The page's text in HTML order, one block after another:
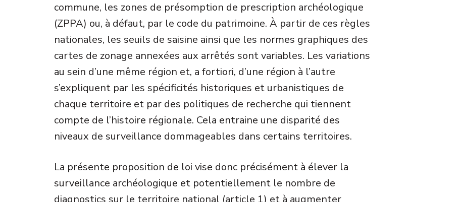
commune, les zones de présomption de prescription archéologique
(ZPPA) ou, à défaut, par le code du patrimoine. À partir de ces règles
nationales, les seuils de saisine ainsi que les normes graphiques des
cartes de zonage annexées aux arrêtés sont variables. Les variations
au sein d’une même région et, a fortiori, d’une région à l’autre
s’expliquent par les spécificités historiques et urbanistiques de
chaque territoire et par des politiques de recherche qui tiennent
compte de l’histoire régionale. Cela entraine une disparité des
niveaux de surveillance dommageables dans certains territoires.
La présente proposition de loi vise donc précisément à élever la
surveillance archéologique et potentiellement le nombre de